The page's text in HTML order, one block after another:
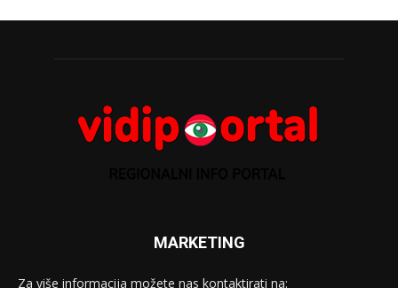
MARKETING
Za više informacija možete nas kontaktirati na: